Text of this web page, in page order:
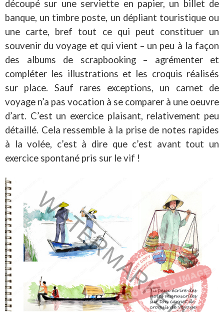
découpé sur une serviette en papier, un billet de
banque, un timbre poste, un dépliant touristique ou
une carte, bref tout ce qui peut constituer un
souvenir du voyage et qui vient – un peu à la façon
des albums de scrapbooking – agrémenter et
compléter les illustrations et les croquis réalisés
sur place. Sauf rares exceptions, un carnet de
voyage n’a pas vocation à se comparer à une oeuvre
d’art. C’est un exercice plaisant, relativement peu
détaillé. Cela ressemble à la prise de notes rapides
à la volée, c’est à dire que c’est avant tout un
exercice spontané pris sur le vif !